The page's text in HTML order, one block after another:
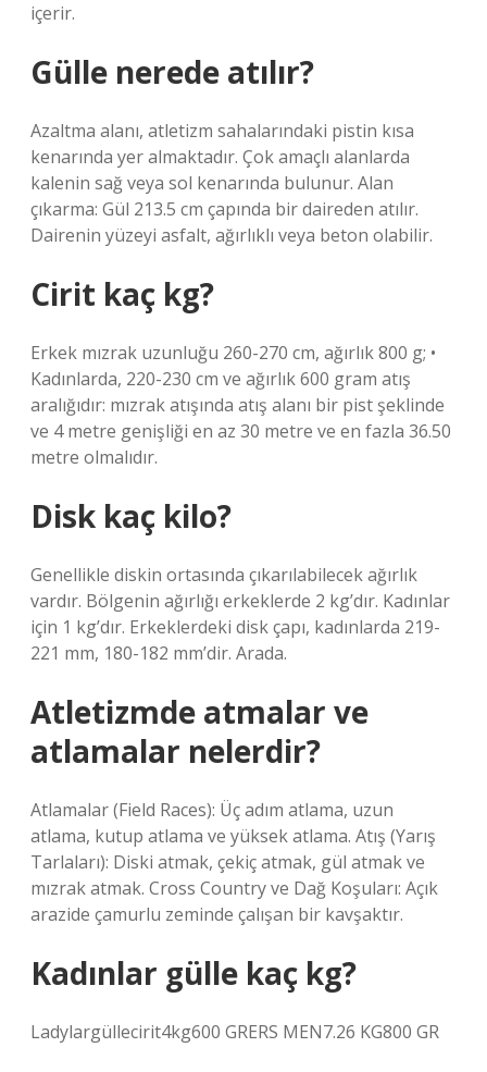
içerir.
Gülle nerede atılır?
Azaltma alanı, atletizm sahalarındaki pistin kısa
kenarında yer almaktadır. Çok amaçlı alanlarda
kalenin sağ veya sol kenarında bulunur. Alan
çıkarma: Gül 213.5 cm çapında bir daireden atılır.
Dairenin yüzeyi asfalt, ağırlıklı veya beton olabilir.
Cirit kaç kg?
Erkek mızrak uzunluğu 260-270 cm, ağırlık 800 g; •
Kadınlarda, 220-230 cm ve ağırlık 600 gram atış
aralığıdır: mızrak atışında atış alanı bir pist şeklinde
ve 4 metre genişliği en az 30 metre ve en fazla 36.50
metre olmalıdır.
Disk kaç kilo?
Genellikle diskin ortasında çıkarılabilecek ağırlık
vardır. Bölgenin ağırlığı erkeklerde 2 kg’dır. Kadınlar
için 1 kg’dır. Erkeklerdeki disk çapı, kadınlarda 219-
221 mm, 180-182 mm’dir. Arada.
Atletizmde atmalar ve
atlamalar nelerdir?
Atlamalar (Field Races): Üç adım atlama, uzun
atlama, kutup atlama ve yüksek atlama. Atış (Yarış
Tarlaları): Diski atmak, çekiç atmak, gül atmak ve
mızrak atmak. Cross Country ve Dağ Koşuları: Açık
arazide çamurlu zeminde çalışan bir kavşaktır.
Kadınlar gülle kaç kg?
Ladylargüllecirit4kg600 GRERS MEN7.26 KG800 GR